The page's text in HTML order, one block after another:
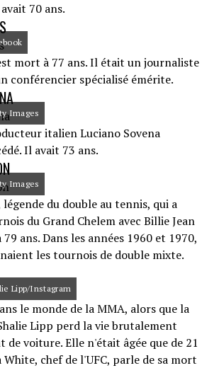
70 ans.
mort à 77 ans. Il était un journaliste
conférencier spécialisé émérite.
Images
italien Luciano Sovena
Il avait 73 ans.
Images
légende du double au tennis, qui a
du Grand Chelem avec Billie Jean
ans. Dans les années 1960 et 1970,
les tournois de double mixte.
Lipp/Instagram
le monde de la MMA, alors que la
Lipp perd la vie brutalement
de voiture. Elle n'était âgée que de 21
White, chef de l'UFC, parle de sa mort